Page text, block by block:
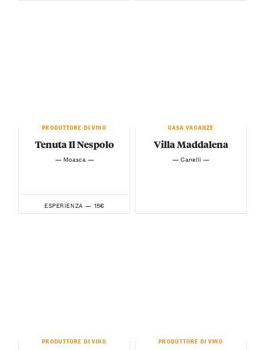
PRODUTTORE DI VINO
Tenuta Il Nespolo
— Moasca —
ESPERIENZA — 15€
CASA VACANZE
Villa Maddalena
— Canelli —
PRODUTTORE DI VINO PRODUTTORE DI VINO